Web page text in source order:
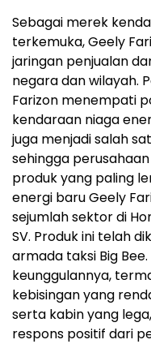
Sebagai merek
terkemuka, Geely
jaringan penjualan
negara dan wilayah.
Farizon menempati
kendaraan niaga
juga menjadi salah
sehingga
produk yang paling
energi baru Geely
sejumlah sektor di
SV. Produk ini telah
armada taksi Big
keunggulannya,
kebisingan yang
serta kabin yang
respons positif dari